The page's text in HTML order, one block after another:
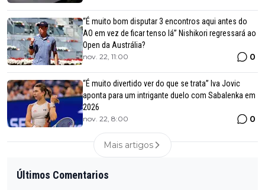
“É muito bom disputar 3 encontros aqui antes do
AO em vez de ficar tenso lá” Nishikori regressará ao
Open da Austrália?
nov. 22, 11:00 0
“É muito divertido ver do que se trata” Iva Jovic
aponta para um intrigante duelo com Sabalenka em
2026
nov. 22, 8:00 0
Mais artigos
Últimos Comentarios